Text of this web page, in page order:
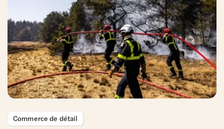
Commerce de détail